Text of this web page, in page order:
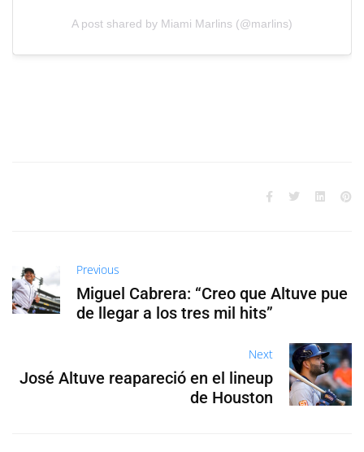
A post shared by Miami Marlins (@marlins)
Previous
Miguel Cabrera: “Creo que Altuve pue
de llegar a los tres mil hits”
Next
José Altuve reapareció en el lineup
de Houston